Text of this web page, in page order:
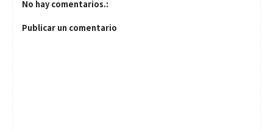
No hay comentarios.:
Publicar un comentario